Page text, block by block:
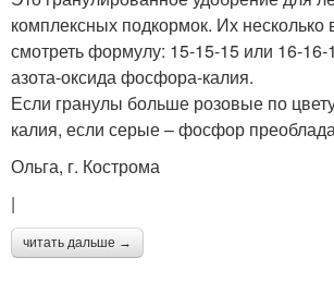
комплексных подкормок. Их несколько
смотреть формулу: 15-15-15 или 16-
азота-оксида фосфора-калия.
Если гранулы больше розовые по
калия, если серые – фосфор
Ольга, г. Кострома
|
читать дальше →